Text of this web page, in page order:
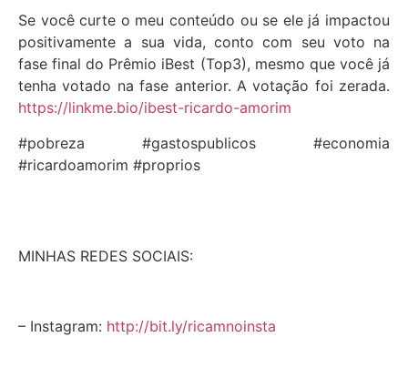
Se você curte o meu conteúdo ou se ele já impactou
positivamente a sua vida, conto com seu voto na
fase final do Prêmio iBest (Top3), mesmo que você já
tenha votado na fase anterior. A votação foi zerada.
https://linkme.bio/ibest-ricardo-amorim
#pobreza #gastospublicos #economia
#ricardoamorim #proprios
MINHAS REDES SOCIAIS:
– Instagram: http://bit.ly/ricamnoinsta